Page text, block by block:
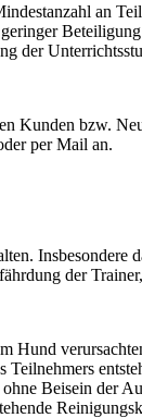
an
der
Kunden bzw.
per Mail an.
der
Hund
Beisein der